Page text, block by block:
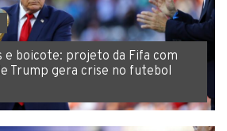
e boicote: projeto da Fifa com
Trump gera crise no futebol